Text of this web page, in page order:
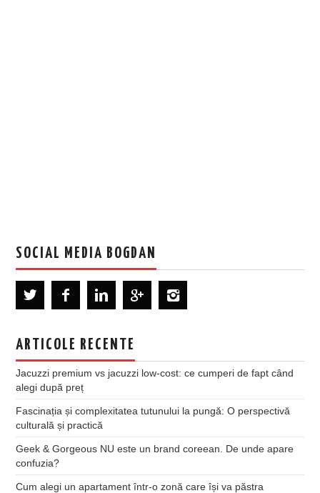
SOCIAL MEDIA BOGDAN
ARTICOLE RECENTE
Jacuzzi premium vs jacuzzi low-cost: ce cumperi de fapt când
alegi după preț
Fascinația și complexitatea tutunului la pungă: O perspectivă
culturală și practică
Geek & Gorgeous NU este un brand coreean. De unde apare
confuzia?
Cum alegi un apartament într-o zonă care își va păstra